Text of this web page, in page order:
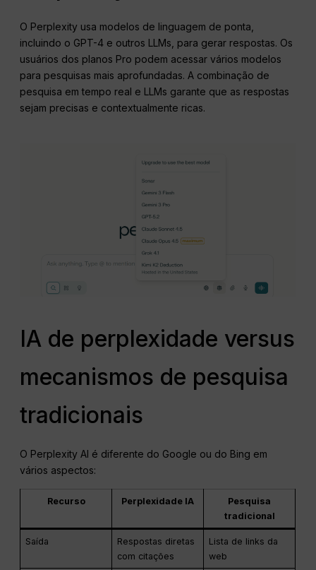
O Perplexity usa modelos de linguagem de ponta,
incluindo o GPT-4 e outros LLMs, para gerar respostas. Os
usuários dos planos Pro podem acessar vários modelos
para pesquisas mais aprofundadas. A combinação de
pesquisa em tempo real e LLMs garante que as respostas
sejam precisas e contextualmente ricas.
IA de perplexidade versus
mecanismos de pesquisa
tradicionais
O Perplexity AI é diferente do Google ou do Bing em
vários aspectos:
Recurso Perplexidade IA
Pesquisa
tradicional
Saída
Respostas diretas
com citações
Lista de links da
web